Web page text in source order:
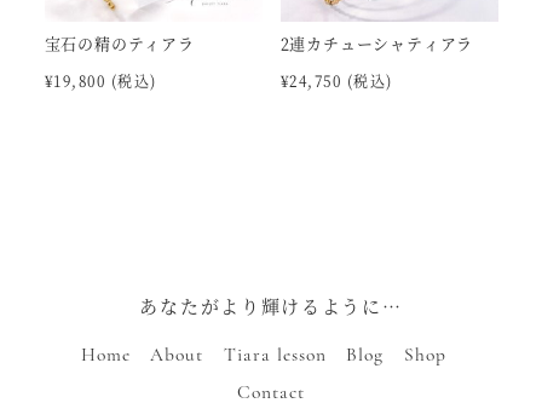
宝石の精のティアラ
¥19,800 (税込)
2連カチューシャティアラ
¥24,750 (税込)
あなたがより輝けるように…
Home About Tiara lesson Blog
Shop
Contact